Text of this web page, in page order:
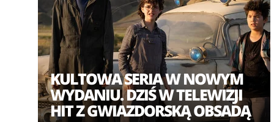
KULTOWA SERIA W NOWYM
WYDANIU. DZIŚ W TELEWIZJI
HIT Z GWIAZDORSKĄ OBSADĄ